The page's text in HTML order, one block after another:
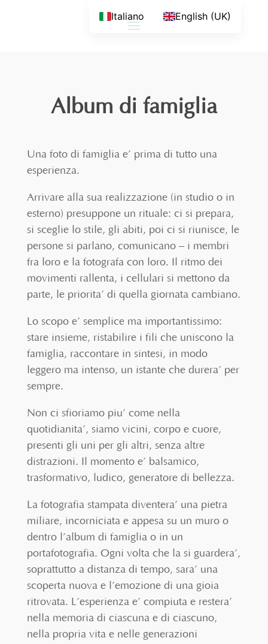
Album di famiglia
Una foto di famiglia e’ prima di tutto una
esperienza.
Arrivare alla sua realizzazione (in studio o in
esterno) presuppone un rituale: ci si prepara,
si sceglie lo stile, gli abiti, poi ci si riunisce, le
persone si parlano, comunicano – i membri
fra loro e la fotografa con loro. Il ritmo dei
movimenti rallenta, i cellulari si mettono da
parte, le priorita’ di quella giornata cambiano.
Lo scopo e’ semplice ma importantissimo:
stare insieme, ristabilire i fili che uniscono la
famiglia, raccontare in sintesi, in modo
leggero ma intenso, un istante che durera’ per
sempre.
Non ci sfioriamo piu’ come nella
quotidianita’, siamo vicini, corpo e cuore,
presenti gli uni per gli altri, senza altre
distrazioni. Il momento e’ balsamico,
trasformativo, ludico, generatore di bellezza.
La fotografia stampata diventera’ una pietra
miliare, incorniciata e appesa su un muro o
dentro l’album di famiglia o in un
portafotografia. Ogni volta che la si guardera’,
soprattutto a distanza di tempo, sara’ una
scoperta nuova e l’emozione di una gioia
ritrovata. L’esperienza e’ compiuta e restera’
nella memoria di ciascuna e di ciascuno,
nella propria vita e nelle generazioni
Italiano English (UK)